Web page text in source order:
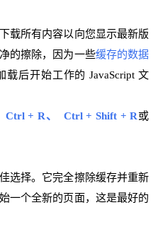
所有内容以向您显示最新版
的擦除，因为一些缓存的数据
后开始工作的 JavaScript 文
Ctrl + R、 Ctrl + Shift + R或
择。它完全擦除缓存并重新
一个全新的页面，这是最好的